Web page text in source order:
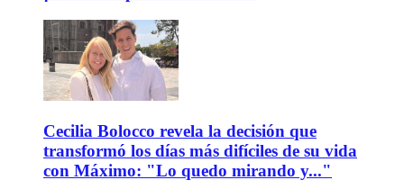
Cecilia Bolocco revela la decisión que
transformó los días más difíciles de su vida
con Máximo: "Lo quedo mirando y..."